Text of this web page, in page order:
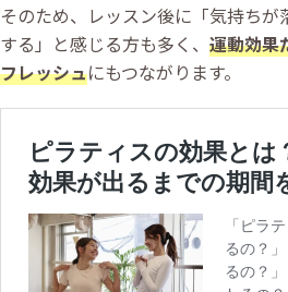
そのため、レッスン後に「気持ちが
する」と感じる方も多く、 運動効果
フレッシュにもつながります。